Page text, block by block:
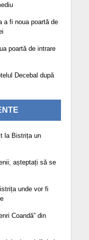
a fi noua poartă de
poartă de intrare
Decebal după
la Bistrița un
așteptați să se
unde vor fi
Coandă” din